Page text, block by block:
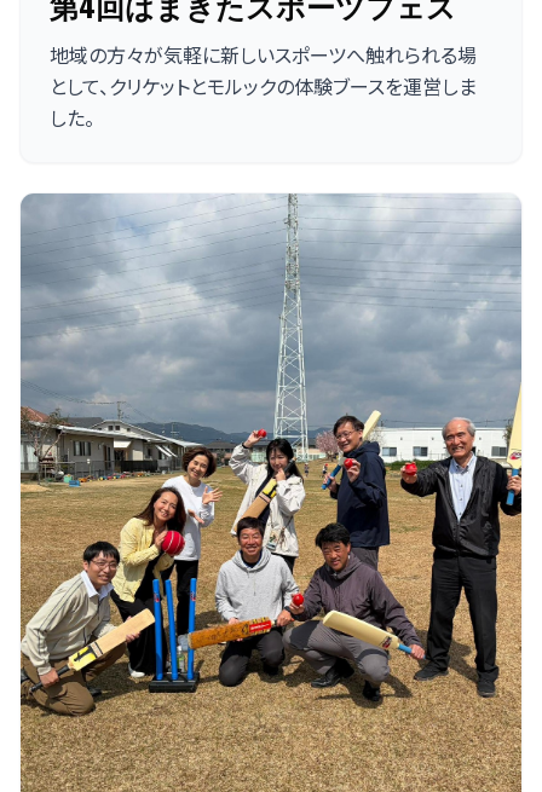
地域の方々が気軽に新しいスポーツへ触れられる場
として、クリケットとモルックの体験ブースを運営しま
した。